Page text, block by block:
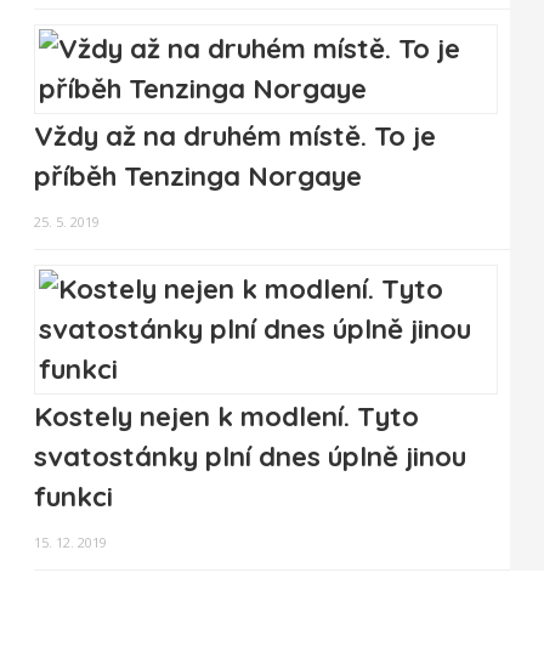
Vždy až na druhém místě. To je
příběh Tenzinga Norgaye
25. 5. 2019
Kostely nejen k modlení. Tyto
svatostánky plní dnes úplně jinou
funkci
15. 12. 2019